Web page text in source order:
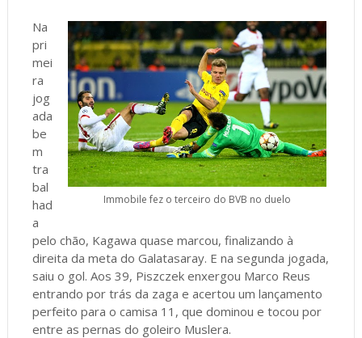
Immobile fez o terceiro do BVB no duelo
Na
pri
mei
ra
jog
ada
be
m
tra
bal
had
a
pelo chão, Kagawa quase marcou, finalizando à
direita da meta do Galatasaray. E na segunda jogada,
saiu o gol. Aos 39, Piszczek enxergou Marco Reus
entrando por trás da zaga e acertou um lançamento
perfeito para o camisa 11, que dominou e tocou por
entre as pernas do goleiro Muslera.